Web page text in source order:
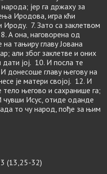
јер га држаху за
Иродова, игра кћи
7. Зато са заклетвом
А она, наговорена од
тањиру главу Јована
али због заклетве и оних
јој. 10. И посла те
донесоше главу његову на
је матери својој. 12. И
његово и сахранише га;
Исус, отиде оданде
то чу народ, пође за њим
(13,25-32)